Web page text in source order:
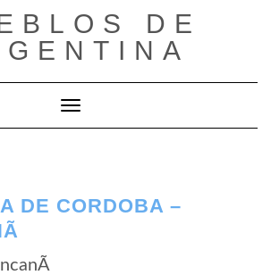
DE
Cambiar modo de navegación
DE CORDOBA –